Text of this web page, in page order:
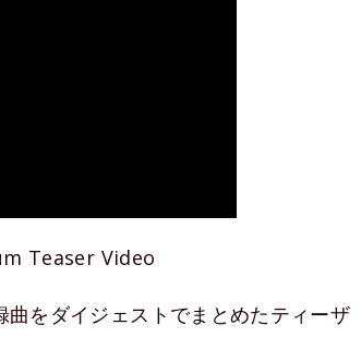
Teaser Video
をダイジェストでまとめたティーザ